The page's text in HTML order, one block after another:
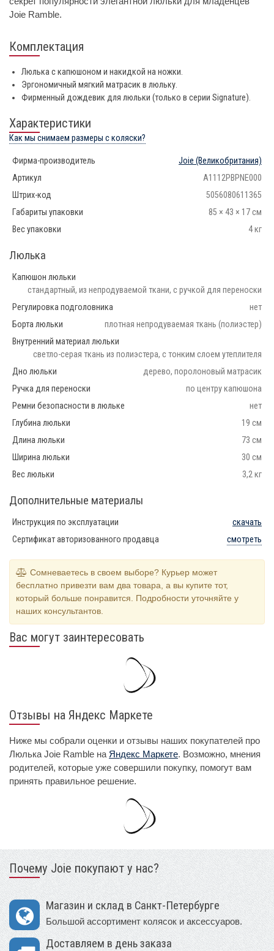
Joie Ramble.
Комплектация
Люлька с капюшоном и накидкой на ножки.
Эргономичный мягкий матрасик в люльку.
Фирменный дождевик для люльки (только в серии Signature).
Характеристики
Как мы снимаем размеры с коляски?
Фирма-производитель Joie (Великобритания)
Артикул
A1112PBPNE000
Штрих-код
5056080611365
Габариты упаковки
85 × 43 × 17 см
Вес упаковки
4 кг
Люлька
Капюшон люльки
стандартный, из непродуваемой ткани, с ручкой для переноски
Регулировка подголовника
нет
Борта люльки
плотная непродуваемая ткань (полиэстер)
Внутренний материал люльки
светло-серая ткань из полиэстера, с тонким слоем утеплителя
Дно люльки
дерево, поролоновый матрасик
Ручка для переноски
по центру капюшона
Ремни безопасности в люльке
нет
Глубина люльки
19 см
Длина люльки
73 см
Ширина люльки
30 см
Вес люльки
3,2 кг
Дополнительные материалы
Инструкция по эксплуатации
скачать
Сертификат авторизованного продавца
смотреть
Сомневаетесь в своем выборе? Курьер может
бесплатно привезти вам два товара, а вы купите тот,
который больше понравится. Подробности уточняйте у
наших консультантов.
Вас могут заинтересовать
Отзывы на Яндекс Маркете
Ниже мы собрали оценки и отзывы наших покупателей про
Люлька Joie Ramble на Яндекс Маркете. Возможно, мнения
родителей, которые уже совершили покупку, помогут вам
принять правильное решение.
Почему Joie покупают у нас?
Магазин и склад в Санкт-Петербурге
Большой ассортимент колясок и аксессуаров.
Доставляем в день заказа